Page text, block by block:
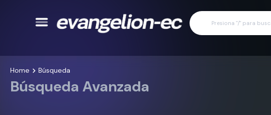
Home Búsqueda
Búsqueda Avanzada